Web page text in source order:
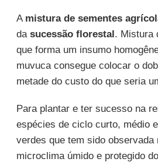
A mistura de sementes
dasucessão florestal. Mistura
que forma um insumo
muvuca consegue colocar o
metade do custo do que seria
Para plantar e ter sucesso na
espécies de ciclo curto, médio
verdes que tem sido
microclima úmido e protegido